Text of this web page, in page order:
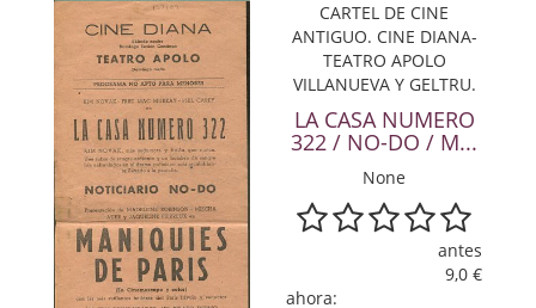
CARTEL DE CINE
ANTIGUO. CINE DIANA-
TEATRO APOLO
VILLANUEVA Y GELTRU.
LA CASA NUMERO
322 / NO-DO / M...
None
antes
9,0 €
ahora: